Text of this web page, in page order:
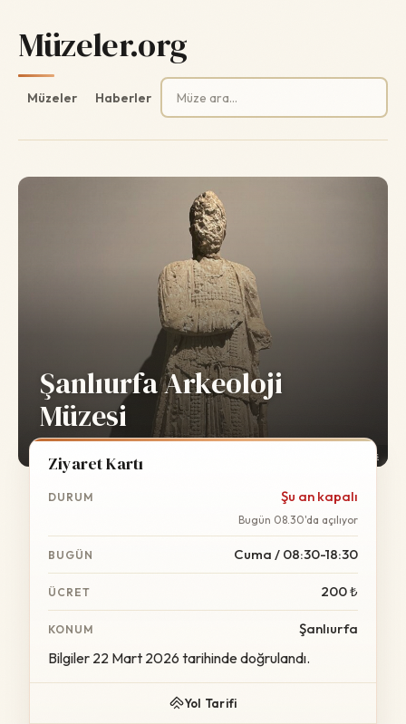
Müzeler.org
Müzeler Haberler
Arama:
Şanlıurfa Arkeoloji
Müzesi
Wikimedia Commons
Ziyaret Kartı
DURUM Şu an kapalı
Bugün 08.30'da açılıyor
BUGÜN Cuma / 08:30-18:30
ÜCRET 200 ₺
KONUM Şanlıurfa
Bilgiler 22 Mart 2026 tarihinde doğrulandı.
Yol Tarifi